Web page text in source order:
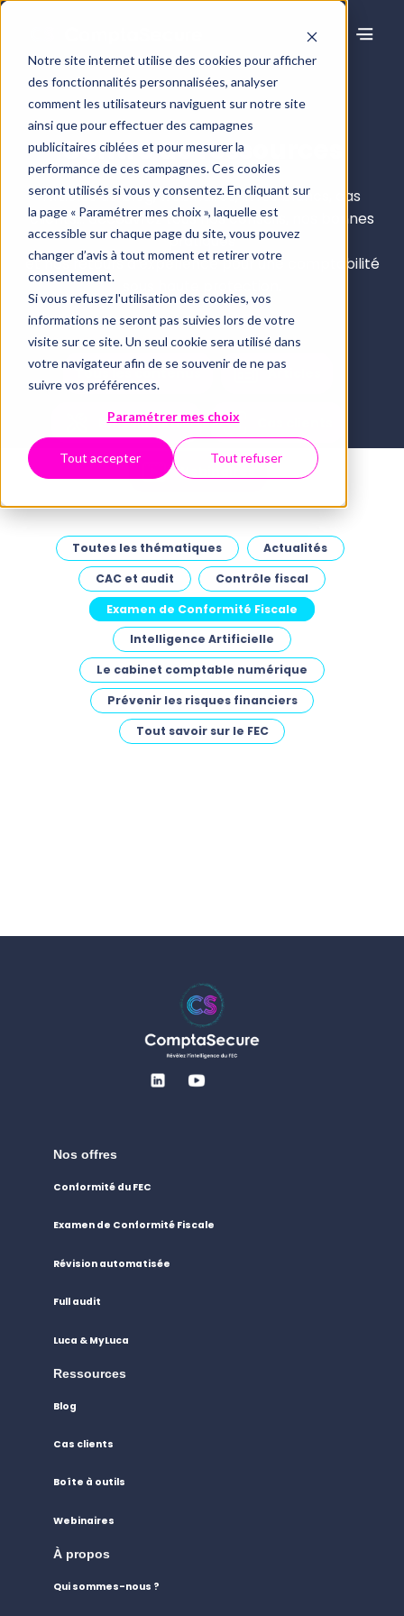
Notre site internet utilise des cookies pour afficher
des fonctionnalités personnalisées, analyser
comment les utilisateurs naviguent sur notre site
ainsi que pour effectuer des campagnes
publicitaires ciblées et pour mesurer la
performance de ces campagnes. Ces cookies
seront utilisés si vous y consentez. En cliquant sur
la page « Paramétrer mes choix », laquelle est
accessible sur chaque page du site, vous pouvez
changer d’avis à tout moment et retirer votre
consentement.
Si vous refusez l'utilisation des cookies, vos
informations ne seront pas suivies lors de votre
visite sur ce site. Un seul cookie sera utilisé dans
votre navigateur afin de se souvenir de ne pas
suivre vos préférences.
Paramétrer mes choix
Tout accepter Tout refuser
Centre de ressources
Articles de blog, webinaires, livres blancs, cas
clients… découvrez tous nos conseils, nos bonnes
pratiques
et nos retours d’expérience pour une comptabilité
Tous les contenus Articles
Boîte à outils
Webinaires
Toutes les thématiques
Actualités
CAC et audit
Contrôle fiscal
Examen de Conformité Fiscale
Intelligence Artificielle
Le cabinet comptable numérique
Prévenir les risques financiers
Tout savoir sur le FEC
Nos offres
Conformité du FEC
Examen de Conformité Fiscale
Révision automatisée
Full audit
Luca & MyLuca
Ressources
Blog
Cas clients
Boîte à outils
Webinaires
À propos
Qui sommes-nous ?